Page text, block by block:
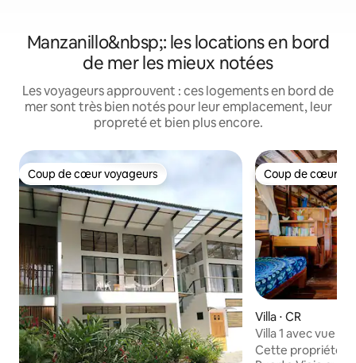
Manzanillo&nbsp;: les locations en bord
de mer les mieux notées
Les voyageurs approuvent : ces logements en bord de
mer sont très bien notés pour leur emplacement, leur
propreté et bien plus encore.
Coup de cœur voyageurs
Coup de cœur voyageurs Coup de cœur
Coup de cœur
Villa ⋅ CR
Villa 1 avec vue
climatisation
Cette propriété